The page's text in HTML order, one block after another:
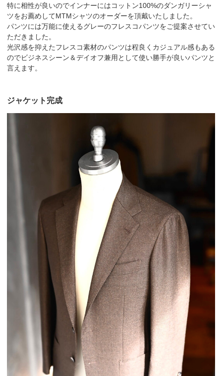
特に相性が良いのでインナーにはコットン100%のダンガリーシャ
ツをお薦めしてMTMシャツのオーダーを頂戴いたしました。
パンツには万能に使えるグレーのフレスコパンツをご提案させてい
ただきました。
光沢感を抑えたフレスコ素材のパンツは程良くカジュアル感もある
のでビジネスシーン＆デイオフ兼用として使い勝手が良いパンツと
言えます。
ジャケット完成